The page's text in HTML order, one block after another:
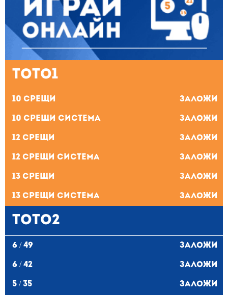
ТОТО1
10 Срещи Заложи
10 Срещи система Заложи
12 Срещи Заложи
12 Срещи система Заложи
13 Срещи Заложи
13 Срещи система Заложи
ТОТО2
6 / 49 Заложи
6 / 42 Заложи
5 / 35 Заложи